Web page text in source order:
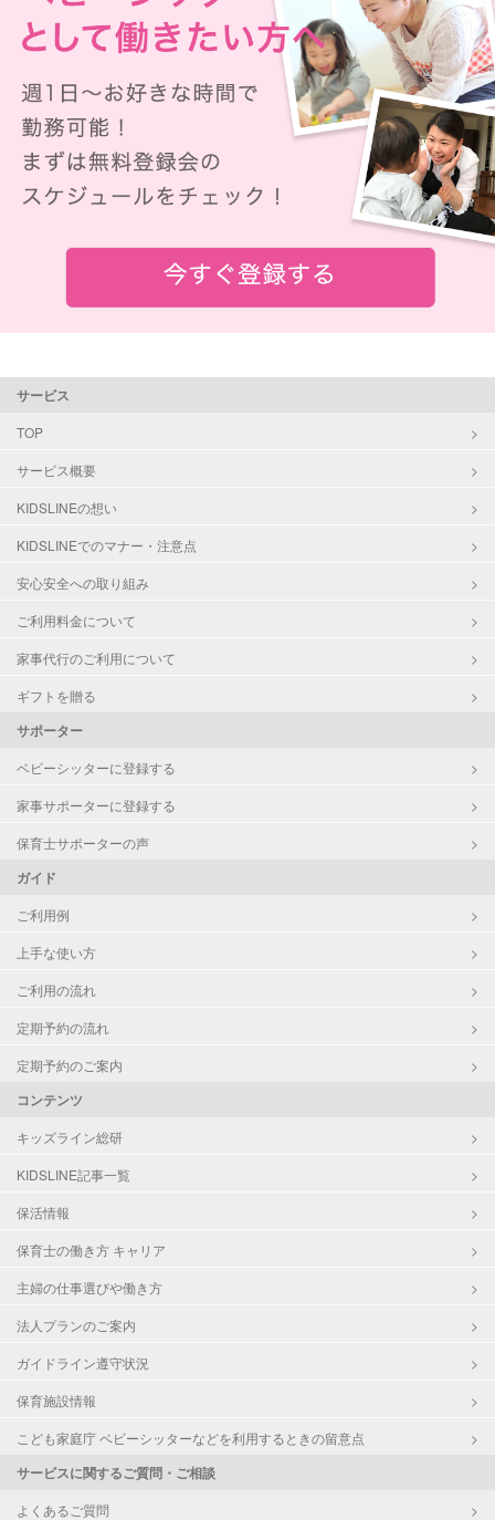
サービス
TOP
サービス概要
KIDSLINEの想い
KIDSLINEでのマナー・注意点
安心安全への取り組み
ご利用料金について
家事代行のご利用について
ギフトを贈る
サポーター
ベビーシッターに登録する
家事サポーターに登録する
保育士サポーターの声
ガイド
ご利用例
上手な使い方
ご利用の流れ
定期予約の流れ
定期予約のご案内
コンテンツ
キッズライン総研
KIDSLINE記事一覧
保活情報
保育士の働き方 キャリア
主婦の仕事選びや働き方
法人プランのご案内
ガイドライン遵守状況
保育施設情報
こども家庭庁 ベビーシッターなどを利用するときの留意点
サービスに関するご質問・ご相談
よくあるご質問